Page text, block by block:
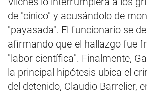
de "cínico" y acusándolo de
"payasada". El funcionario se
afirmando que el hallazgo fue
"labor científica". Finalmente,
la principal hipótesis ubica el
del detenido, Claudio Barrelier,